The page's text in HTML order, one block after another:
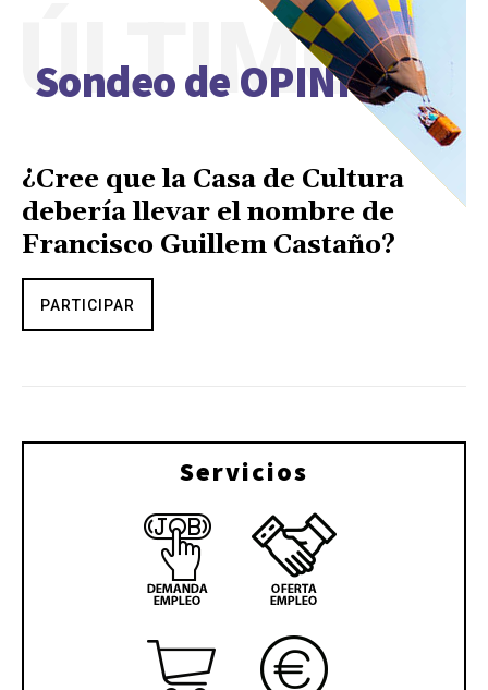
Sondeo de OPINIÓN
ÚLTIMO
¿Cree que la Casa de Cultura
debería llevar el nombre de
Francisco Guillem Castaño?
PARTICIPAR
Servicios